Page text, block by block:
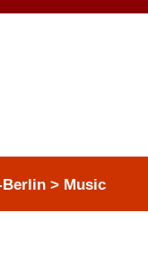
Berlin > Music